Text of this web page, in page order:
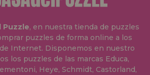
Puzzle, en nuestra tienda de puzzles
puzzles de forma online a los
Internet. Disponemos en nuestro
los puzzles de las marcas Educa,
Heye, Schmidt, Castorland,